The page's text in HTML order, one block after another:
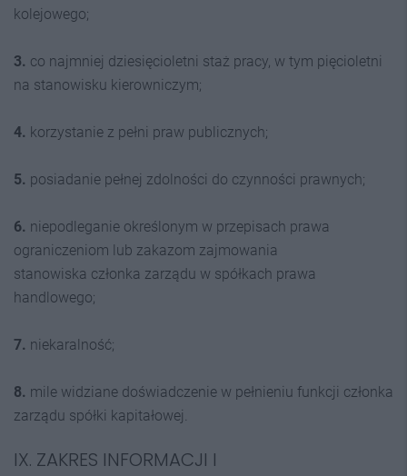
kolejowego;
3. co najmniej dziesięcioletni staż pracy, w tym pięcioletni
na stanowisku kierowniczym;
4. korzystanie z pełni praw publicznych;
5. posiadanie pełnej zdolności do czynności prawnych;
6. niepodleganie określonym w przepisach prawa
ograniczeniom lub zakazom zajmowania
stanowiska członka zarządu w spółkach prawa
handlowego;
7. niekaralność;
8. mile widziane doświadczenie w pełnieniu funkcji członka
zarządu spółki kapitałowej.
IX. ZAKRES INFORMACJI I